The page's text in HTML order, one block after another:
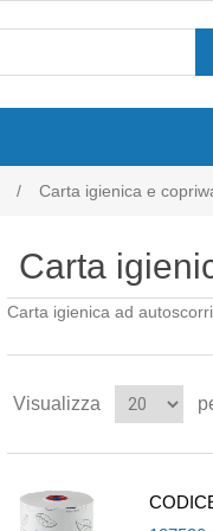
/ Carta igienica e
Carta
Carta igienica ad
Visualizza